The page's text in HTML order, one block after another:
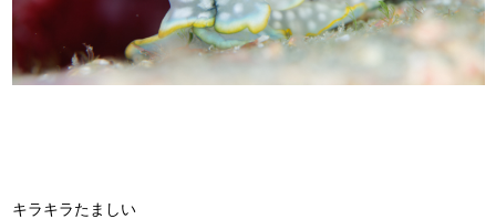
キラキラたましい